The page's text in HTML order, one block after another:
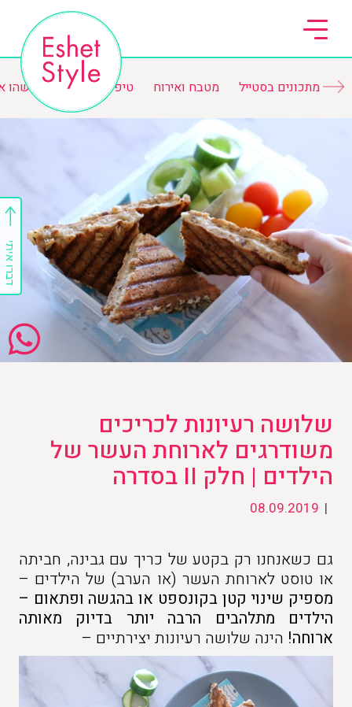
מתכונים בסטייל מטבח ואירוח טיפים ורשימות משהו
שלושה רעיונות לכריכים
משודרגים לארוחת העשר של
הילדים | חלק II בסדרה
|
08.09.2019
גם כשאנחנו רק בקטע של כריך עם גבינה, חביתה
או טוסט לארוחת העשר (או הערב) של הילדים –
מספיק שינוי קטן בקונספט או בהגשה ופתאום –
הילדים מתלהבים הרבה יותר בדיוק מאותה
ארוחה! הינה שלושה רעיונות יצירתיים –
דברו איתי